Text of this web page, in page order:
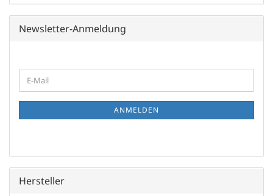
Newsletter-Anmeldung
ZUR
NEWSLETTER-
E-
Mail
ANMELDEN
Hersteller